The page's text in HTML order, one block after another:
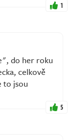
1
do her roku
celkově
to jsou
5